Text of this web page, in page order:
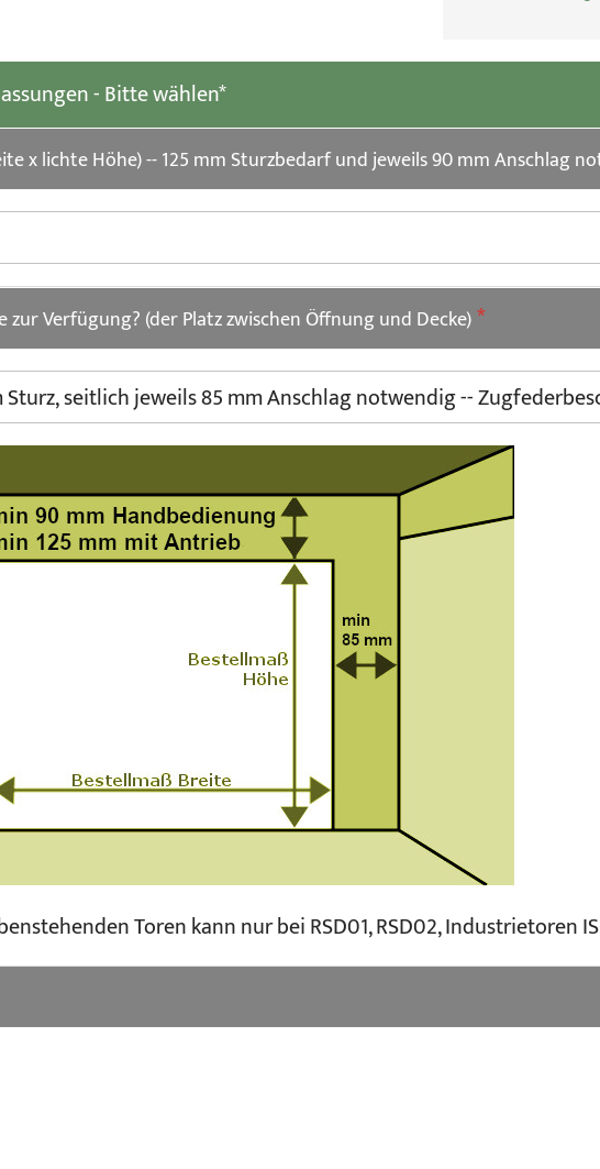
- Bitte wählen*
x lichte Höhe) -- 125 mm Sturzbedarf und jeweils 90 mm Anschlag
zur Verfügung? (der Platz zwischen Öffnung und Decke)
Toren kann nur bei RSD01, RSD02, Industrietoren